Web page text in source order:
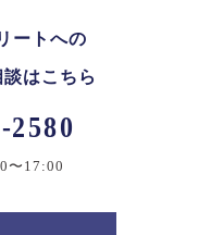
ートへの
はこちら
2580
〜17:00